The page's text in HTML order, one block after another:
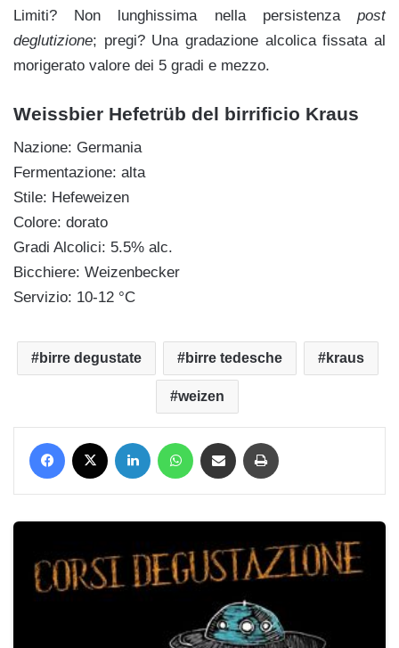
Limiti? Non lunghissima nella persistenza post
deglutizione; pregi? Una gradazione alcolica fissata al
morigerato valore dei 5 gradi e mezzo.
Weissbier Hefetrüb del birrificio Kraus
Nazione: Germania
Fermentazione: alta
Stile: Hefeweizen
Colore: dorato
Gradi Alcolici: 5.5% alc.
Bicchiere: Weizenbecker
Servizio: 10-12 °C
birre degustate birre tedesche kraus
weizen
Facebook LinkedIn WhatsApp Condividi via mail